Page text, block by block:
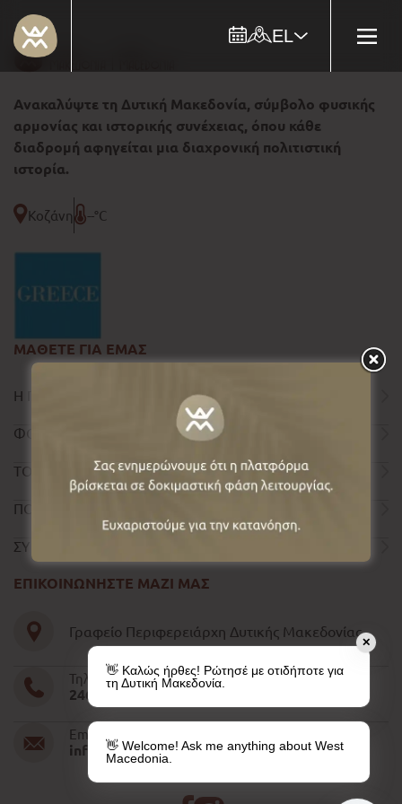
EL
Ανακαλύψτε τη Δυτική Μακεδονία, σύμβολο φυσικής
αρμονίας και ιστορικής συνέχειας, όπου κάθε
διαδρομή αφηγείται μια διαχρονική πολιτιστική
ιστορία.
Κοζάνη --°C
ΜΑΘΕΤΕ ΓΙΑ ΕΜΑΣ
Η ΠΕΡΙΦΕΡΕΙΑ
ΦΟΡΜΑ ΕΠΙΚΟΙΝΩΝΙΑΣ
ΤΟΥΡΙΣΤΙΚΟΣ ΟΔΗΓΟΣ
ΠΟΛΙΤΙΚΗ ΑΠΟΡΡΗΤΟΥ
ΣΥΝΤΕΛΕΣΤΕΣ
ΕΠΙΚΟΙΝΩΝΗΣΤΕ ΜΑΖΙ ΜΑΣ
Γραφείο Περιφερειάρχη Δυτικής Μακεδονίας
Τηλέφωνο
2461052610-11-15
Email
info@pdm.gov.gr
✕
👋 Καλώς ήρθες! Ρώτησέ με οτιδήποτε για
τη Δυτική Μακεδονία.
👋 Welcome! Ask me anything about West
Macedonia.